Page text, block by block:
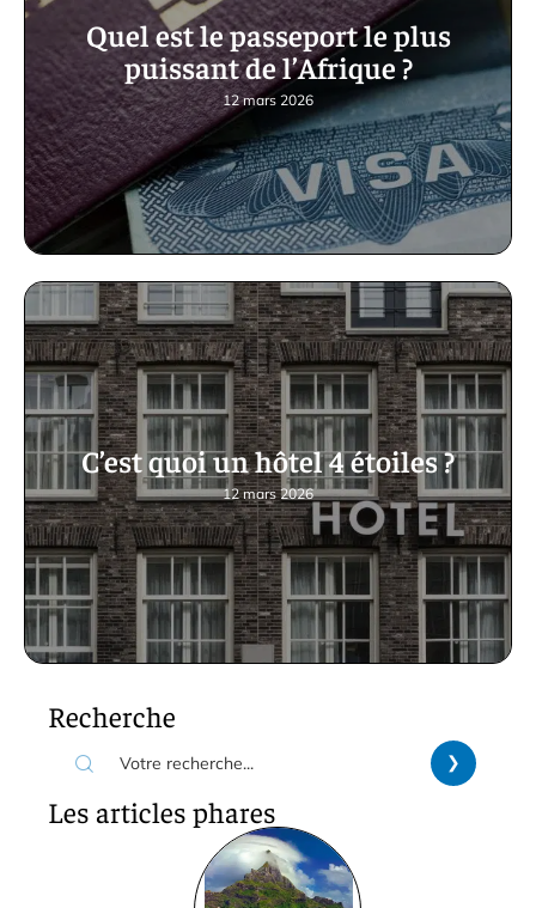
Quel est le passeport le plus
puissant de l’Afrique ?
12 mars 2026
C’est quoi un hôtel 4 étoiles ?
12 mars 2026
Recherche
Les articles phares